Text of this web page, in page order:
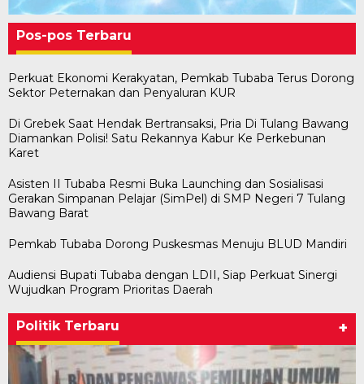
Pos-pos Terbaru
Perkuat Ekonomi Kerakyatan, Pemkab Tubaba Terus Dorong
Sektor Peternakan dan Penyaluran KUR
Di Grebek Saat Hendak Bertransaksi, Pria Di Tulang Bawang
Diamankan Polisi! Satu Rekannya Kabur Ke Perkebunan
Karet
Asisten II Tubaba Resmi Buka Launching dan Sosialisasi
Gerakan Simpanan Pelajar (SimPel) di SMP Negeri 7 Tulang
Bawang Barat
Pemkab Tubaba Dorong Puskesmas Menuju BLUD Mandiri
Audiensi Bupati Tubaba dengan LDII, Siap Perkuat Sinergi
Wujudkan Program Prioritas Daerah
Politik Terbaru +